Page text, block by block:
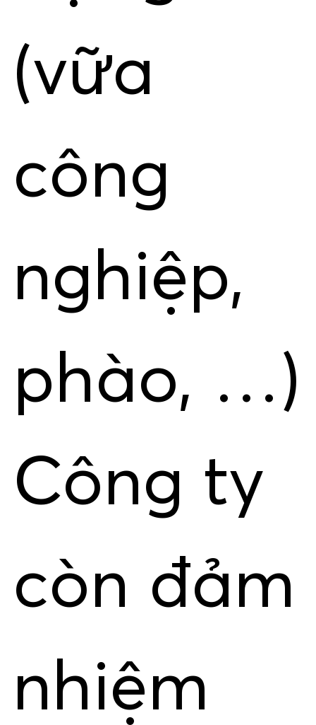
(vữa
công
nghiệp,
phào, …)
Công ty
còn đảm
nhiệm